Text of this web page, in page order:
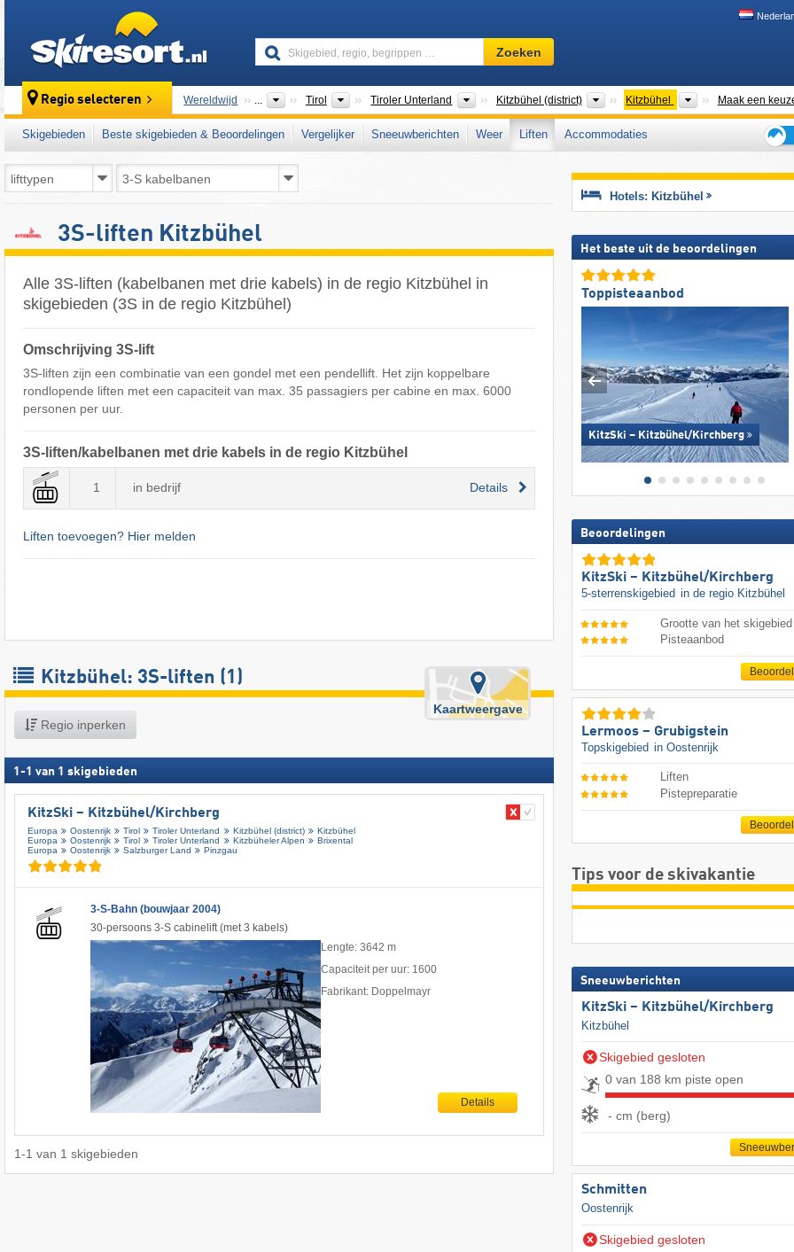
Skigebied,
regio,
…
Zoeken
Regio selecteren Wereldwijd ... Tirol Bondsstaten
Tiroler Unterland Macroregio's
Kitzbühel (district) Districten
Kitzbühel Toeristische
Maak een
Skigebieden Beste skigebieden & Beoordelingen Vergelijker Sneeuwberichten Weer Liften
Accommodaties
voor
3S-liften Kitzbühel
Alle 3S-liften (kabelbanen met drie kabels) in de regio Kitzbühel in
skigebieden (3S in de regio Kitzbühel)
Omschrijving 3S-lift
3S-liften zijn een combinatie van een gondel met een pendellift. Het zijn koppelbare
rondlopende liften met een capaciteit van max. 35 passagiers per cabine en max. 6000
personen per uur.
3S-liften/kabelbanen met drie kabels in de regio Kitzbühel
1 in bedrijf Details
Liften toevoegen? Hier melden
Kitzbühel: 3S-liften (1)
Regio inperken
Kaartweergave
1 -1 van 1 skigebieden
KitzSki – Kitzbühel/​Kirchberg
Europa Oostenrijk Tirol Tiroler Unterland Kitzbühel (district)
Kitzbühel
Europa
Oostenrijk Tirol Tiroler Unterland Kitzbüheler Alpen
Brixental
Europa
Oostenrijk Salzburger Land Pinzgau
3-S-Bahn (bouwjaar 2004)
30-persoons 3-S cabinelift (met 3 kabels)
Lengte: 3642 m
Capaciteit per uur: 1600
Fabrikant: Doppelmayr
Details
1-1 van 1 skigebieden
Hotels: Kitzbühel
Het beste uit de beoordelingen
Toppisteaanbod
KitzSki – Kitzbühel/​Kirchberg
Beoordelingen
KitzSki – Kitzbühel/​Kirchberg
5-sterrenskigebied in de regio Kitzbühel
Grootte van het skigebied
Pisteaanbod
Lermoos – Grubigstein
Topskigebied in Oostenrijk
Liften
Pistepreparatie
Tips voor de skivakantie
Sneeuwberichten
KitzSki – Kitzbühel/​Kirchberg
Kitzbühel
Skigebied gesloten
0 van 188 km piste open
- cm (berg)
Schmitten
Oostenrijk
Skigebied gesloten